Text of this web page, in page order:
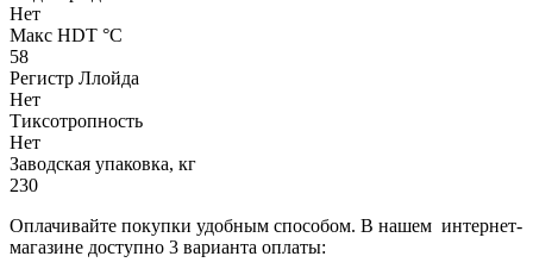
Нет
Макс HDT °С
58
Регистр Ллойда
Нет
Тиксотропность
Нет
Заводская упаковка, кг
230
Оплачивайте покупки удобным способом. В нашем интернет-
магазине доступно 3 варианта оплаты: